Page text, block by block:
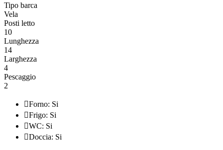
Tipo barca
Vela
Posti letto
10
Lunghezza
14
Larghezza
4
Pescaggio
2
Forno: Si
Frigo: Si
WC: Si
Doccia: Si